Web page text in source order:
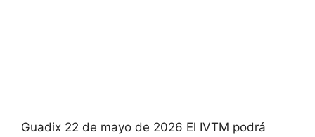
Guadix 22 de mayo de 2026 El IVTM podrá